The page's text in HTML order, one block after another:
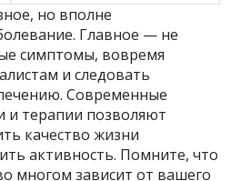
но вполне
Главное — не
симптомы, вовремя
и следовать
Современные
и терапии позволяют
качество жизни
активность. Помните, что
многом зависит от вашего